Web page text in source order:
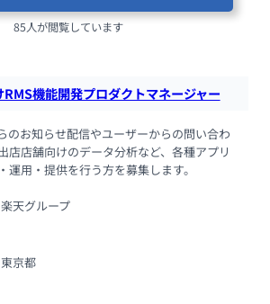
85人が閲覧しています
RMS機能開発プロダクトマネージャー
のお知らせ配信やユーザーからの問い合わ
店店舗向けのデータ分析など、各種アプリ
運用・提供を行う方を募集します。
楽天グループ
東京都